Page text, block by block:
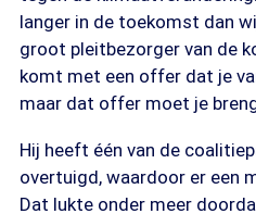
langer in de toekomst dan
groot pleitbezorger van de
komt met een offer dat je
maar dat offer moet je
Hij heeft één van de
overtuigd, waardoor er een
Dat lukte onder meer